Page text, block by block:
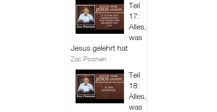
Teil
17:
Alles,
was
Jesus gelehrt hat
Zac Poonen
Teil
18:
Alles,
was